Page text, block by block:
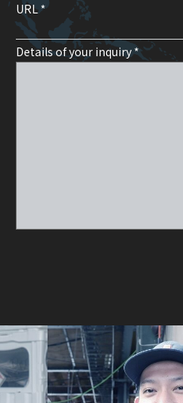
URL *
Details of your inquiry *